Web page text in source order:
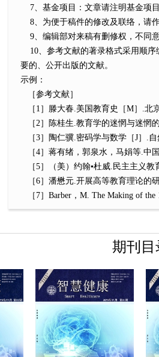
7、基金项目：文章请注明基金项
8、为便于稿件的修改及联络，请
9、编辑部对来稿有删修权，不同
10、参考文献的著录格式采用顺序
要的、公开出版的文献。
示例：
［参考文献］
［1］滕大春.美国教育史［M］.北
［2］陈桂生.教育学的迷惘与迷惘
［3］陶仁骥.密码学与数学［J］.自
［4］蒋有绪，郭泉水，马娟等.中
［5］（美）约翰▪杜威.民主主义教
［6］潘懋元.开展高等教育理论的
［7］Barber，M. The Making of the
期刊目